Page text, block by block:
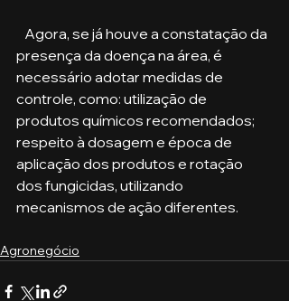
presença da doença na área, é
necessário adotar medidas de
controle, como: utilização de
produtos químicos recomendados;
respeito à dosagem e época de
aplicação dos produtos e rotação
dos fungicidas, utilizando
mecanismos de ação diferentes.
Agronegócio